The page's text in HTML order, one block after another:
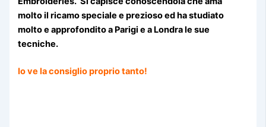
molto il ricamo speciale e prezioso ed ha studiato
molto e approfondito a Parigi e a Londra le sue
tecniche.
Io ve la consiglio proprio tanto!